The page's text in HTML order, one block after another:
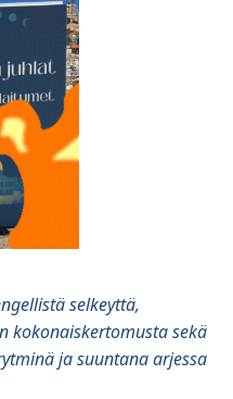
selkeyttä,
kokonaiskertomusta sekä
ja suuntana arjessa